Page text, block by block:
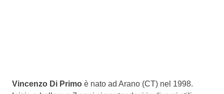
Vincenzo Di Primo è nato ad Arano (CT) nel 1998.